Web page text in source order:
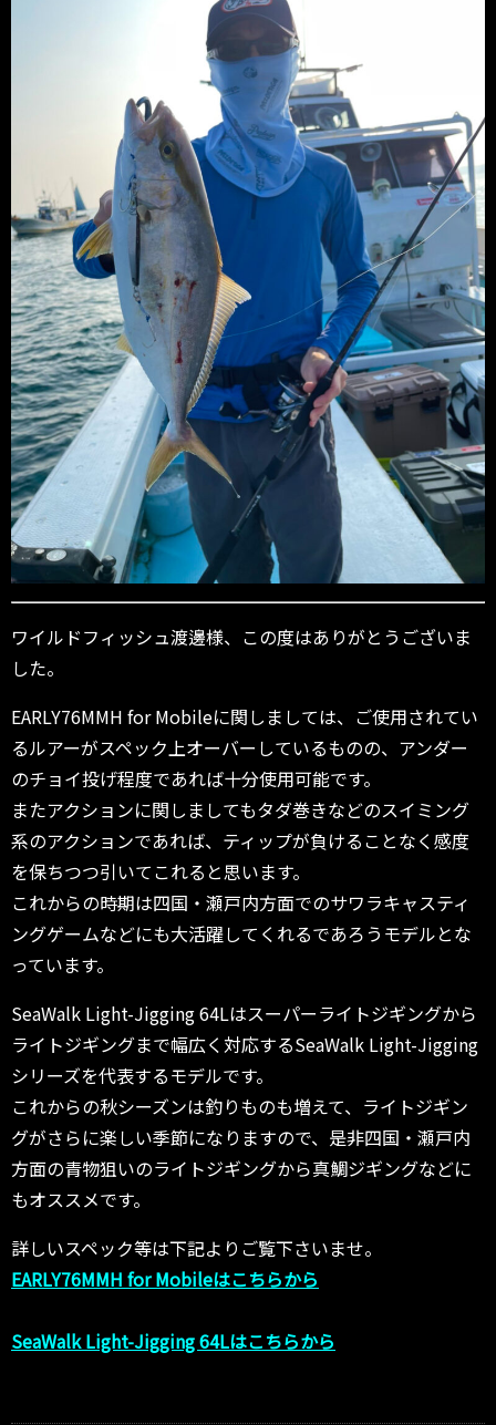
ワイルドフィッシュ渡邊様、この度はありがとうございま
した。
EARLY76MMH for Mobileに関しましては、ご使用されてい
るルアーがスペック上オーバーしているものの、アンダー
のチョイ投げ程度であれば十分使用可能です。
またアクションに関しましてもタダ巻きなどのスイミング
系のアクションであれば、ティップが負けることなく感度
を保ちつつ引いてこれると思います。
これからの時期は四国・瀬戸内方面でのサワラキャスティ
ングゲームなどにも大活躍してくれるであろうモデルとな
っています。
SeaWalk Light-Jigging 64Lはスーパーライトジギングから
ライトジギングまで幅広く対応するSeaWalk Light-Jigging
シリーズを代表するモデルです。
これからの秋シーズンは釣りものも増えて、ライトジギン
グがさらに楽しい季節になりますので、是非四国・瀬戸内
方面の青物狙いのライトジギングから真鯛ジギングなどに
もオススメです。
詳しいスペック等は下記よりご覧下さいませ。
EARLY76MMH for Mobileはこちらから
SeaWalk Light-Jigging 64Lはこちらから